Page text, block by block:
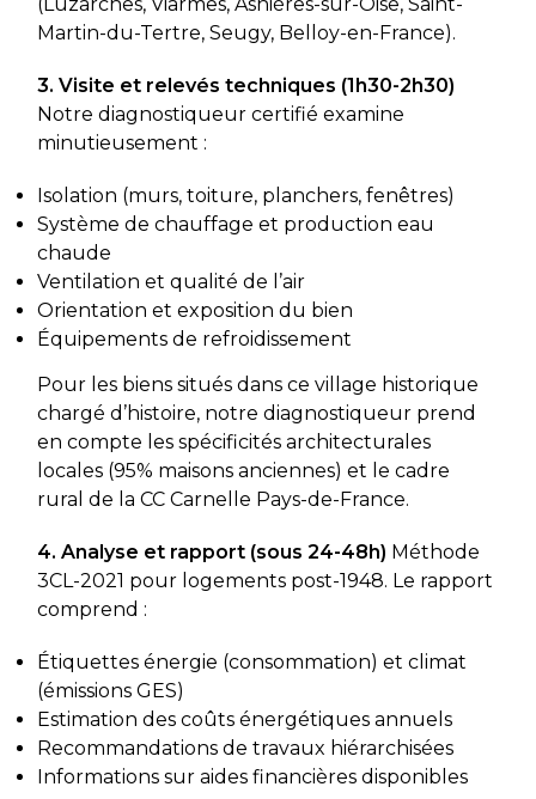
Martin-du-Tertre, Seugy, Belloy-en-France).
3. Visite et relevés techniques (1h30-2h30)
Notre diagnostiqueur certifié examine
minutieusement :
Isolation (murs, toiture, planchers, fenêtres)
Système de chauffage et production eau
chaude
Ventilation et qualité de l’air
Orientation et exposition du bien
Équipements de refroidissement
Pour les biens situés dans ce village historique
chargé d’histoire, notre diagnostiqueur prend
en compte les spécificités architecturales
locales (95% maisons anciennes) et le cadre
rural de la CC Carnelle Pays-de-France.
4. Analyse et rapport (sous 24-48h) Méthode
3CL-2021 pour logements post-1948. Le rapport
comprend :
Étiquettes énergie (consommation) et climat
(émissions GES)
Estimation des coûts énergétiques annuels
Recommandations de travaux hiérarchisées
Informations sur aides financières disponibles